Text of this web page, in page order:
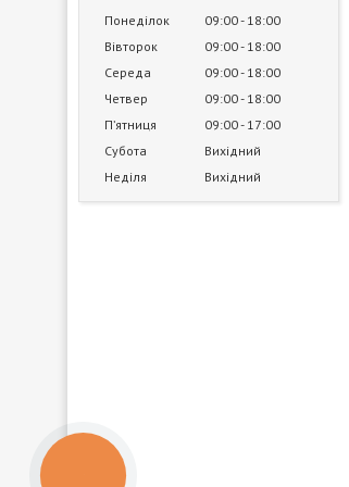
Понеділок 09:00 18:00
Вівторок
09:00 18:00
Середа
09:00 18:00
Четвер
09:00 18:00
Пʼятниця
09:00 17:00
Субота
Вихідний
Неділя
Вихідний